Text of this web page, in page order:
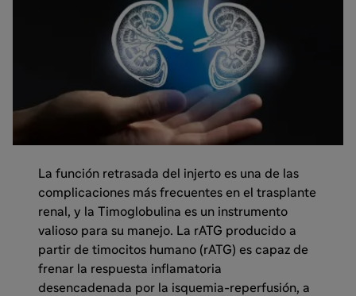
La función retrasada del injerto es una de las
complicaciones más frecuentes en el trasplante
renal, y la Timoglobulina es un instrumento
valioso para su manejo. La rATG producido a
partir de timocitos humano (rATG) es capaz de
frenar la respuesta inflamatoria
desencadenada por la isquemia-reperfusión, a